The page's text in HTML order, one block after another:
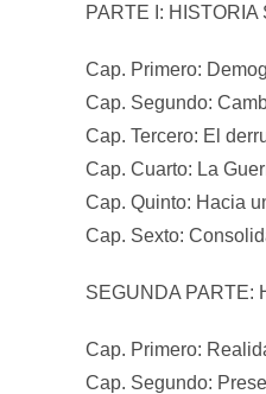
PARTE I: HISTORIA
Cap. Primero:
Cap. Segundo:
Cap. Tercero: El
Cap. Cuarto: La
Cap. Quinto: Hacia
Cap. Sexto:
SEGUNDA PARTE:
Cap. Primero:
Cap. Segundo: